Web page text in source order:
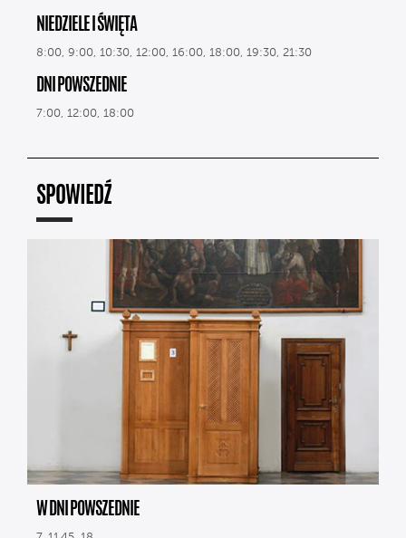
NIEDZIELE I ŚWIĘTA
8:00, 9:00, 10:30, 12:00, 16:00, 18:00, 19:30, 21:30
DNI POWSZEDNIE
7:00, 12:00, 18:00
SPOWIEDŹ
W DNI POWSZEDNIE